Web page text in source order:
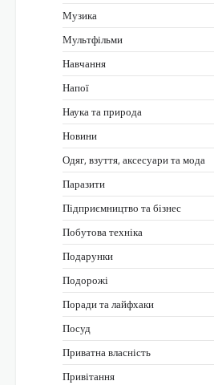
Музика
Мультфільми
Навчання
Напої
Наука та природа
Новини
Одяг, взуття, аксесуари та мода
Паразити
Підприємництво та бізнес
Побутова техніка
Подарунки
Подорожі
Поради та лайфхаки
Посуд
Приватна власність
Привітання